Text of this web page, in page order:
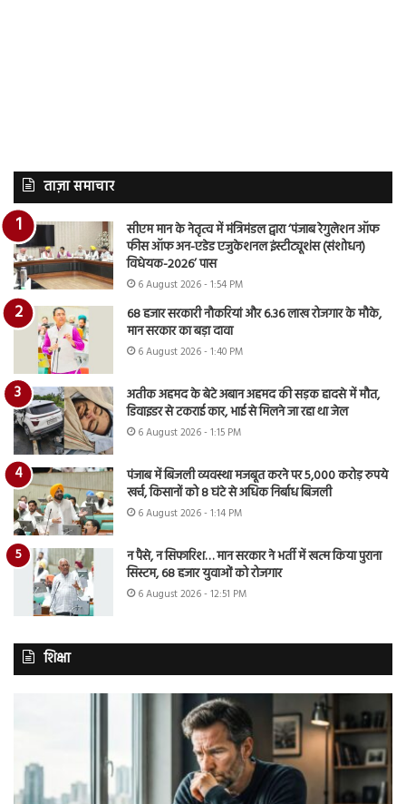
ताज़ा समाचार
सीएम मान के नेतृत्व में मंत्रिमंडल द्वारा ‘पंजाब रेगुलेशन ऑफ
फीस ऑफ अन-एडेड एजुकेशनल इंस्टीट्यूशंस (संशोधन)
विधेयक-2026’ पास
6 August 2026 - 1:54 PM
68 हजार सरकारी नौकरियां और 6.36 लाख रोजगार के मौके,
मान सरकार का बड़ा दावा
6 August 2026 - 1:40 PM
अतीक अहमद के बेटे अबान अहमद की सड़क हादसे में मौत,
डिवाइडर से टकराई कार, भाई से मिलने जा रहा था जेल
6 August 2026 - 1:15 PM
पंजाब में बिजली व्यवस्था मजबूत करने पर 5,000 करोड़ रुपये
खर्च, किसानों को 8 घंटे से अधिक निर्बाध बिजली
6 August 2026 - 1:14 PM
न पैसे, न सिफारिश… मान सरकार ने भर्ती में खत्म किया पुराना
सिस्टम, 68 हजार युवाओं को रोजगार
6 August 2026 - 12:51 PM
शिक्षा